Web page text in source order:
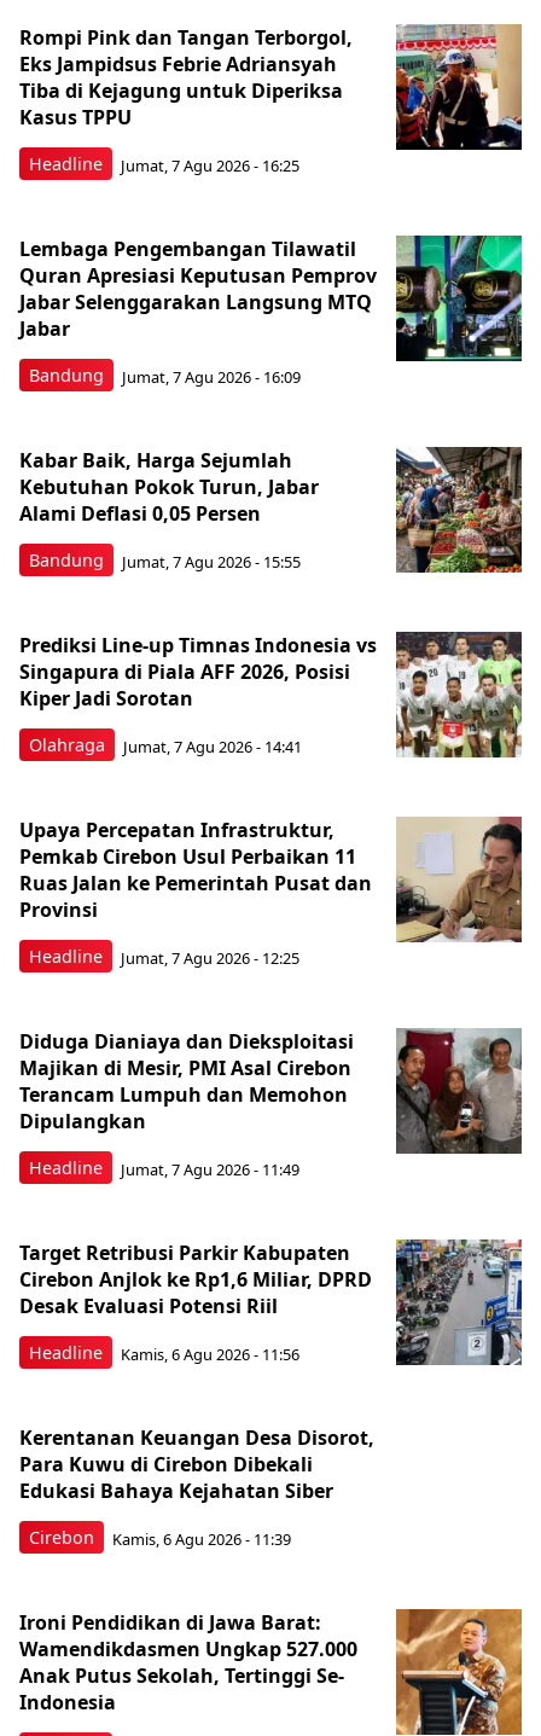
Headline
Rompi Pink dan Tangan Terborgol,
Eks Jampidsus Febrie Adriansyah
Tiba di Kejagung untuk Diperiksa
Kasus TPPU
Jumat, 7 Agu 2026 - 16:25
Bandung
Lembaga Pengembangan Tilawatil
Quran Apresiasi Keputusan Pemprov
Jabar Selenggarakan Langsung MTQ
Jabar
Jumat, 7 Agu 2026 - 16:09
Bandung
Kabar Baik, Harga Sejumlah
Kebutuhan Pokok Turun, Jabar
Alami Deflasi 0,05 Persen
Jumat, 7 Agu 2026 - 15:55
Olahraga
Prediksi Line-up Timnas Indonesia vs
Singapura di Piala AFF 2026, Posisi
Kiper Jadi Sorotan
Jumat, 7 Agu 2026 - 14:41
Headline
Upaya Percepatan Infrastruktur,
Pemkab Cirebon Usul Perbaikan 11
Ruas Jalan ke Pemerintah Pusat dan
Provinsi
Jumat, 7 Agu 2026 - 12:25
Headline
Diduga Dianiaya dan Dieksploitasi
Majikan di Mesir, PMI Asal Cirebon
Terancam Lumpuh dan Memohon
Dipulangkan
Jumat, 7 Agu 2026 - 11:49
Headline
Target Retribusi Parkir Kabupaten
Cirebon Anjlok ke Rp1,6 Miliar, DPRD
Desak Evaluasi Potensi Riil
Kamis, 6 Agu 2026 - 11:56
Cirebon
Kerentanan Keuangan Desa Disorot,
Para Kuwu di Cirebon Dibekali
Edukasi Bahaya Kejahatan Siber
Kamis, 6 Agu 2026 - 11:39
Ironi Pendidikan di Jawa Barat:
Wamendikdasmen Ungkap 527.000
Anak Putus Sekolah, Tertinggi Se-
Indonesia